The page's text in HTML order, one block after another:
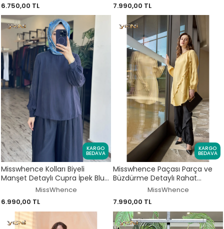
6.750,00 TL
7.990,00 TL
KARGO
BEDAVA
Misswhence Kolları Biyeli
Manşet Detaylı Cupra İpek Bluz
MissWhence
6.990,00 TL
KARGO
BEDAVA
Misswhence Paçası Parça ve
Büzdürme Detaylı Rahat
Pantolon 39117MissWhence
7.990,00 TL